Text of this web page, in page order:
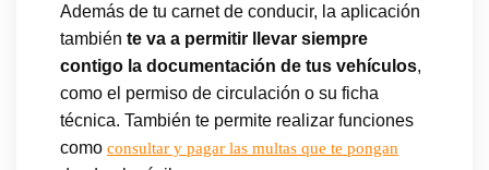
Además de tu carnet de conducir, la aplicación
también te va a permitir llevar siempre
contigo la documentación de tus vehículos,
como el permiso de circulación o su ficha
técnica. También te permite realizar funciones
como consultar y pagar las multas que te pongan